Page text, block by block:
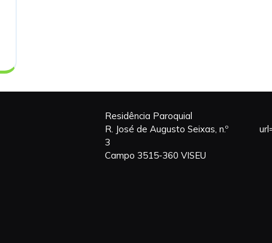
Residência Paroquial
R. José de Augusto Seixas, n.º
3
Campo 3515-360 VISEU